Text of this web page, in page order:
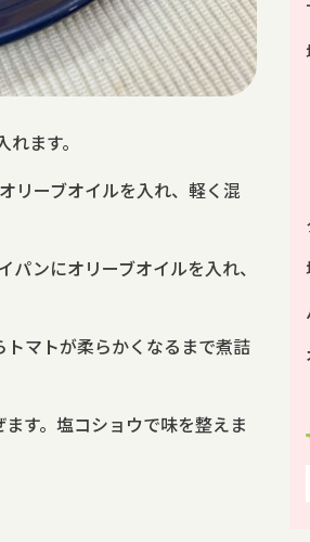
ます。
リーブオイルを入れ、軽く混
パンにオリーブオイルを入れ、
トマトが柔らかくなるまで煮詰
す。塩コショウで味を整えま